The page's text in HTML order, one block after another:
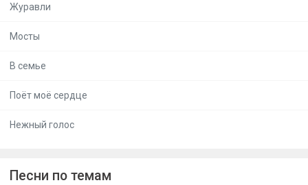
Журавли
Мосты
В семье
Поёт моё сердце
Нежный голос
Песни по темам